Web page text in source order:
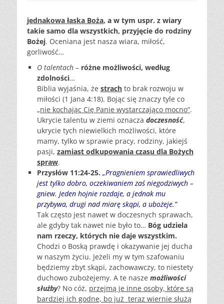
jednakowa łaska Boża, a w tym uspr. z wiary
takie samo dla wszystkich, przyjęcie do rodziny
Bożej. Oceniana jest nasza wiara, miłość,
gorliwość…
O talentach – różne możliwości, według
zdolności…
Biblia wyjaśnia, że strach to brak rozwoju w
miłości (1 Jana 4:18). Bojąc się znaczy tyle co
„nie kochając Cię Panie wystarczająco mocno”.
Ukrycie talentu w ziemi oznacza doczesność,
ukrycie tych niewielkich możliwości, które
mamy, tylko w sprawie pracy, rodziny, jakiejś
pasji, zamiast odkupowania czasu dla Bożych
spraw.
Przysłów 11:24-25. „Pragnieniem sprawiedliwych
jest tylko dobro, oczekiwaniem zaś niegodziwych –
gniew. Jeden hojnie rozdaje, a jednak mu
przybywa, drugi nad miarę skąpi, a ubożeje.”
Tak często jest nawet w doczesnych sprawach,
ale gdyby tak nawet nie było to… Bóg udziela
nam rzeczy, których nie daje wszystkim.
Chodzi o Boską prawdę i okazywanie jej ducha
w naszym życiu. Jeżeli my w tym szafowaniu
będziemy zbyt skąpi, zachowawczy, to niestety
duchowo zubożejemy. A te nasze możliwości
służby? No cóż, przejmą je inne osoby, które są
bardziej ich godne, bo już teraz wiernie służą